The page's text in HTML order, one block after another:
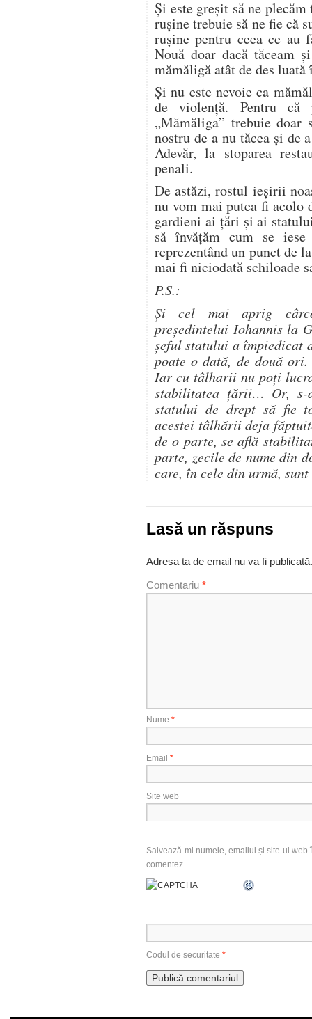
Și este greșit să ne
rușine trebuie să ne fie că
rușine pentru ceea ce au
Nouă doar dacă tăceam
mămăligă atât de des luată
Și nu este nevoie ca
de violență. Pentru că
„Mămăliga” trebuie doar
nostru de a nu tăcea și de
Adevăr, la stoparea
penali.
De astăzi, rostul ieșirii
nu vom mai putea fi acolo
gardieni ai țări și ai
să învățăm cum se
reprezentând un punct de
mai fi niciodată schiloade
P.S.:
Și cel mai aprig
președintelui Iohannis la
șeful statului a împiedicat
poate o dată, de două
Iar cu tâlharii nu poți
stabilitatea țării… Or, s-
statului de drept să fie
acestei tâlhării deja
de o parte, se află
parte, zecile de nume din
care, în cele din urmă,
Lasă un răspuns
Adresa ta de email nu va fi publicată.
Comentariu *
Nume *
Email *
Site web
Salvează-mi numele, emailul și site-ul
comentez.
Codul de securitate *